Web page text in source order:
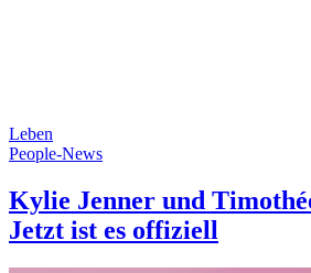
Leben
People-News
Kylie Jenner und
Jetzt ist es offiziell